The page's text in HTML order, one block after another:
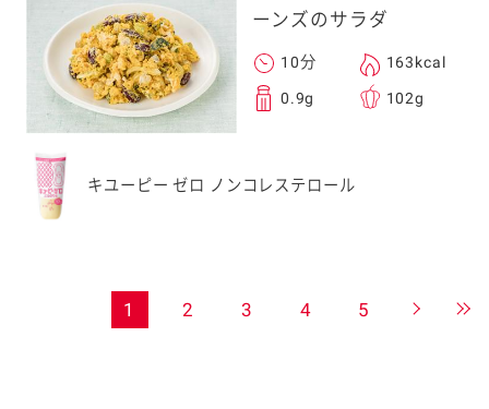
ーンズのサラダ
10分 163kcal
0.9g 102g
キユーピー ゼロ ノンコレステロール
1 2 3 4 5